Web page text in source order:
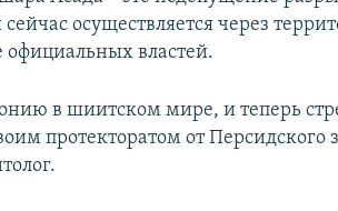
осуществляется через
официальных властей.
в шиитском мире, и теперь
протекторатом от Персидского